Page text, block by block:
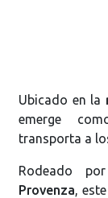
Ubicado en la
emerge
transporta a
Rodeado
Provenza, este